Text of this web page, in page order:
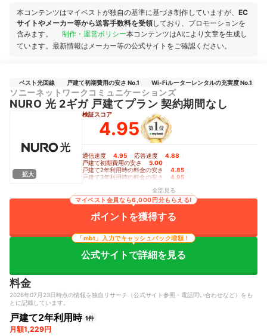
本コンテンツはマイベストが独自の基準に基づき制作していますが、 EC
サイトやメーカー等から送客手数料を受領しており、プロモーションを
含みます。
制作・運営ポリシー本コンテンツはAIにより文章を生成し
ています。最新情報はメーカー等の公式サイトをご確認ください。
ベスト光回線 戸建て初期費用の安さ No.1 Wi-Fiルーターレンタルの充実度 No.1
ソニーネットワークコミュニケーションズ
NURO 光 2ギガ 戸建てプラン 契約期間なし
拡大
検証スコア
4.95
通信速度 4.95 応答速度 4.88
戸建て初期費用の安さ 5.00
戸建て2年利用時の料金の安さ 4.85
戸建て3年利用時の料金の安さ 4.95
Wi-Fiルーターレンタルの充実度
全部見る
ポイントを獲得する
マイベスト会員なら6,000円分もらえる!
公式サイトで詳細を見る
「mbt」入力でキャッシュバック増額！
料金
2026年07月23日時点の情報を独自リサーチ（公式サイト参照・電話問い合わせなど）をも
とに記載しています。
戸建て2年利用時 1件
月額1,229円